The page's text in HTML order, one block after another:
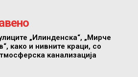
„Илинденска“, „Мирче
како и нивните краци, со
канализација